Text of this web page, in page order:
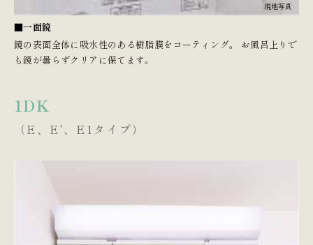
現地写真
■一面鏡
鏡の表面全体に吸水性のある樹脂膜をコーティング。 お風呂上りで
も鏡が曇らずクリアに保てます。
1DK
（E、E'、E1タイプ）